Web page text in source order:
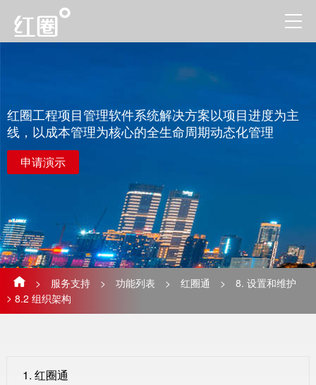
红圈工程项目管理软件系统解决方案以项目进度为主
线，以成本管理为核心的全生命周期动态化管理
申请演示
> 服务支持 > 功能列表 > 红圈通 >
8. 设置和维护
> 8.2 组织架构
1. 红圈通